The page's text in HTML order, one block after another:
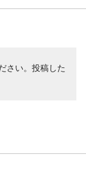
さい。投稿した